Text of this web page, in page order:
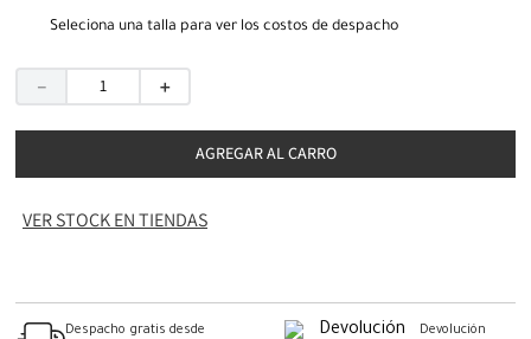
Seleciona una talla para ver los costos de despacho
＋
－
AGREGAR AL CARRO
VER STOCK EN TIENDAS
Despacho gratis desde
Devolución